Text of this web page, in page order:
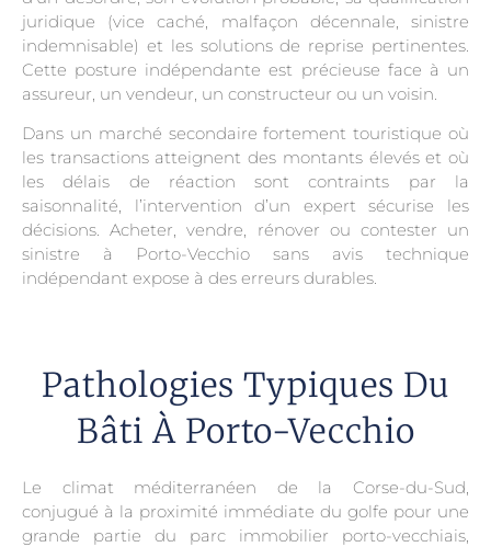
juridique (vice caché, malfaçon décennale, sinistre
indemnisable) et les solutions de reprise pertinentes.
Cette posture indépendante est précieuse face à un
assureur, un vendeur, un constructeur ou un voisin.
Dans un marché secondaire fortement touristique où
les transactions atteignent des montants élevés et où
les délais de réaction sont contraints par la
saisonnalité, l’intervention d’un expert sécurise les
décisions. Acheter, vendre, rénover ou contester un
sinistre à Porto-Vecchio sans avis technique
indépendant expose à des erreurs durables.
Pathologies Typiques Du
Bâti À Porto-Vecchio
Le climat méditerranéen de la Corse-du-Sud,
conjugué à la proximité immédiate du golfe pour une
grande partie du parc immobilier porto-vecchiais,